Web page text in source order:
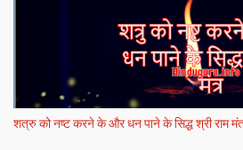
शत्रु को नष्ट करने के और धन पाने के सिद्ध श्री राम